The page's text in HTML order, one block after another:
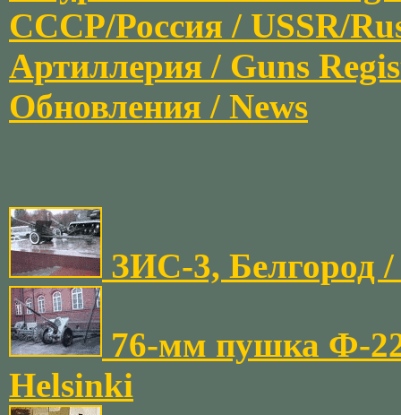
СССР/Россия / USSR/
Артиллерия / Guns
Обновления / News
ЗИС-3, Белгород
76-мм пушка Ф-
Helsinki